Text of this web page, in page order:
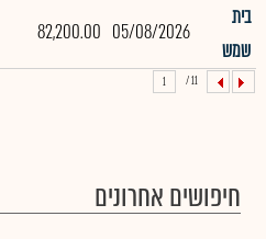
בית
שמש
05/08/2026
82,200.00
11 /
1
חיפושים אחרונים